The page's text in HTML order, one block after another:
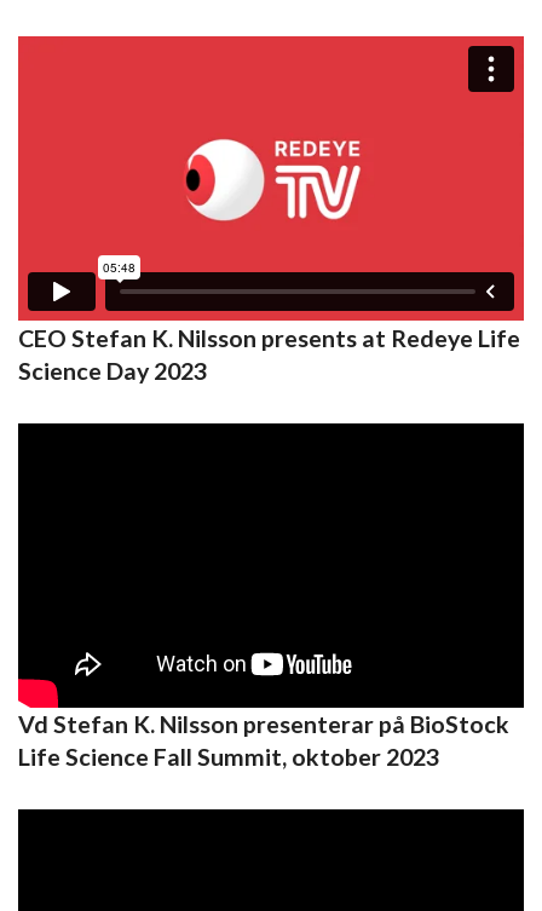
CEO Stefan K. Nilsson presents at Redeye Life
Science Day 2023
Vd Stefan K. Nilsson presenterar på BioStock
Life Science Fall Summit, oktober 2023